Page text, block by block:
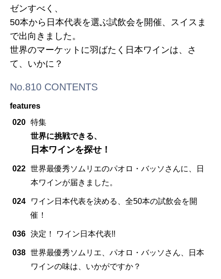
ゼンすべく、
50本から日本代表を選ぶ試飲会を開催、スイスま
で出向きました。
世界のマーケットに羽ばたく日本ワインは、さ
て、いかに？
No.810 CONTENTS
features
020 特集
世界に挑戦できる、
日本ワインを探せ！
022 世界最優秀ソムリエのパオロ・バッソさんに、日
本ワインが届きました。
024
ワイン日本代表を決める、全50本の試飲会を開
催！
036 決定！ ワイン日本代表!!
038 世界最優秀ソムリエ、パオロ・バッソさん、日本
ワインの味は、いかがですか？